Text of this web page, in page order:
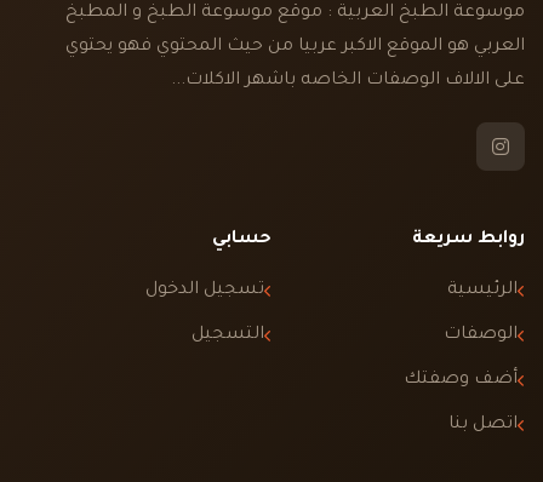
موسوعة الطبخ العربية : موقع موسوعة الطبخ و المطبخ
العربي هو الموقع الاكبر عربيا من حيث المحتوي فهو يحتوي
على الالاف الوصفات الخاصه باشهر الاكلات...
روابط سريعة
الرئيسية
الوصفات
أضف وصفتك
اتصل بنا
حسابي
تسجيل الدخول
التسجيل